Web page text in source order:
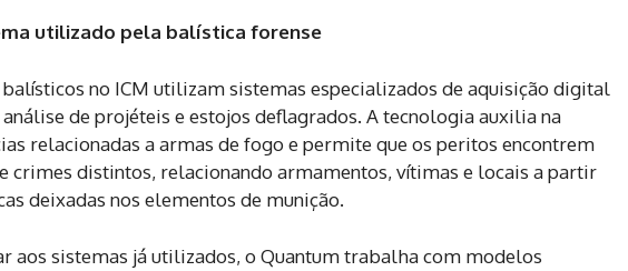
utilizado pela balística forense
no ICM utilizam sistemas especializados de aquisição digital
de projéteis e estojos deflagrados. A tecnologia auxilia na
relacionadas a armas de fogo e permite que os peritos encontrem
crimes distintos, relacionando armamentos, vítimas e locais a partir
deixadas nos elementos de munição.
aos sistemas já utilizados, o Quantum trabalha com modelos